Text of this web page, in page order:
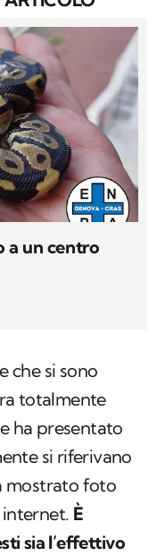
a un centro
che si sono
totalmente
ha presentato
si riferivano
mostrato foto
È
sia l’effettivo